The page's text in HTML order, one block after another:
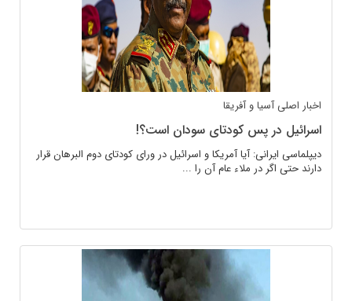
اخبار اصلیآسیا و آفریقا
اسرائیل در پس کودتای سودان است؟!
دیپلماسی ایرانی: آیا آمریکا و اسرائیل در ورای کودتای دوم البرهان قرار
دارند حتی اگر در ملاء عام آن را ...